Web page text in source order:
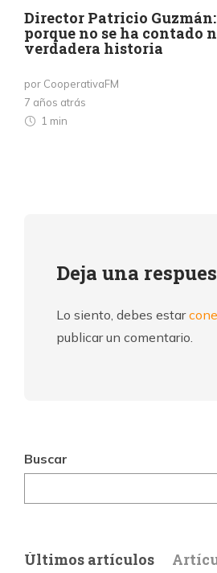
Director Patricio
porque no se ha contado
verdadera historia
por CooperativaFM
7 años atrás
1 min
Deja una
Lo siento, debes estar
publicar un comentario.
Buscar
Últimos artículos